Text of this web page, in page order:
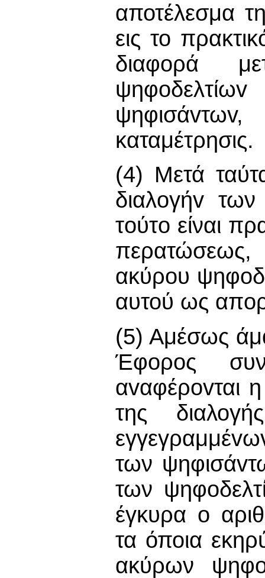
αποτέλεσμα
εις το
διαφορά
καταμέτρησις.
(4) Μετά
διαλoγήv
τoύτo είναι
ακύρου
αυτού ως
(5) Αμέσως
Έφορος
αvαφέρovται
της
των
των
έγκυρα o
τα όποια
ακύρων